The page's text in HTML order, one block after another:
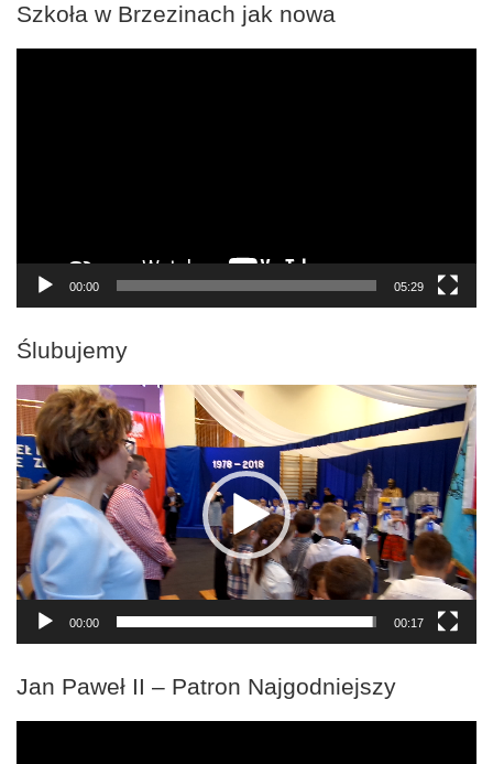
Szkoła w Brzezinach jak nowa
00:00 05:29
Ślubujemy
Odtwarzacz
video
00:00 00:17
Jan Paweł II – Patron Najgodniejszy